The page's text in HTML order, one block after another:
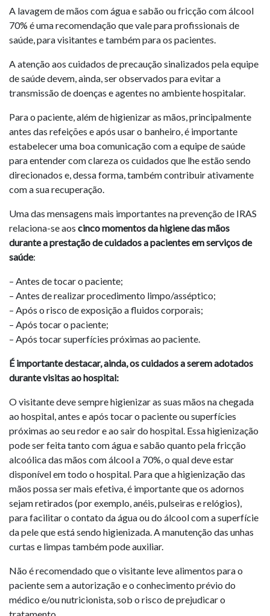
A lavagem de mãos com água e sabão ou fricção com álcool
70% é uma recomendação que vale para profissionais de
saúde, para visitantes e também para os pacientes.
A atenção aos cuidados de precaução sinalizados pela equipe
de saúde devem, ainda, ser observados para evitar a
transmissão de doenças e agentes no ambiente hospitalar.
Para o paciente, além de higienizar as mãos, principalmente
antes das refeições e após usar o banheiro, é importante
estabelecer uma boa comunicação com a equipe de saúde
para entender com clareza os cuidados que lhe estão sendo
direcionados e, dessa forma, também contribuir ativamente
com a sua recuperação.
Uma das mensagens mais importantes na prevenção de IRAS
relaciona-se aos cinco momentos da higiene das mãos
durante a prestação de cuidados a pacientes em serviços de
saúde:
– Antes de tocar o paciente;
– Antes de realizar procedimento limpo/asséptico;
– Após o risco de exposição a fluidos corporais;
– Após tocar o paciente;
– Após tocar superfícies próximas ao paciente.
É importante destacar, ainda, os cuidados a serem adotados
durante visitas ao hospital:
O visitante deve sempre higienizar as suas mãos na chegada
ao hospital, antes e após tocar o paciente ou superfícies
próximas ao seu redor e ao sair do hospital. Essa higienização
pode ser feita tanto com água e sabão quanto pela fricção
alcoólica das mãos com álcool a 70%, o qual deve estar
disponível em todo o hospital. Para que a higienização das
mãos possa ser mais efetiva, é importante que os adornos
sejam retirados (por exemplo, anéis, pulseiras e relógios),
para facilitar o contato da água ou do álcool com a superfície
da pele que está sendo higienizada. A manutenção das unhas
curtas e limpas também pode auxiliar.
Não é recomendado que o visitante leve alimentos para o
paciente sem a autorização e o conhecimento prévio do
médico e/ou nutricionista, sob o risco de prejudicar o